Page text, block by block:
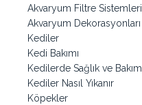
Akvaryum Filtre Sistemleri
Akvaryum Dekorasyonları
Kediler
Kedi Bakımı
Kedilerde Sağlık ve Bakım
Kediler Nasıl Yıkanır
Köpekler